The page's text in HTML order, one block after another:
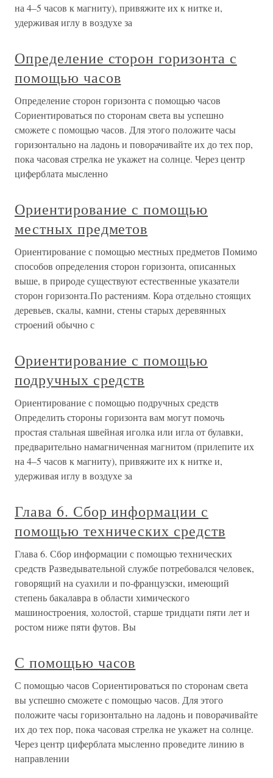
на 4–5 часов к магниту), привяжите их к нитке и,
удерживая иглу в воздухе за
Определение сторон горизонта с
помощью часов
Определение сторон горизонта с помощью часов
Сориентироваться по сторонам света вы успешно
сможете с помощью часов. Для этого положите часы
горизонтально на ладонь и поворачивайте их до тех пор,
пока часовая стрелка не укажет на солнце. Через центр
циферблата мысленно
Ориентирование с помощью
местных предметов
Ориентирование с помощью местных предметов Помимо
способов определения сторон горизонта, описанных
выше, в природе существуют естественные указатели
сторон горизонта.По растениям. Кора отдельно стоящих
деревьев, скалы, камни, стены старых деревянных
строений обычно с
Ориентирование с помощью
подручных средств
Ориентирование с помощью подручных средств
Определить стороны горизонта вам могут помочь
простая стальная швейная иголка или игла от булавки,
предварительно намагниченная магнитом (прилепите их
на 4–5 часов к магниту), привяжите их к нитке и,
удерживая иглу в воздухе за
Глава 6. Сбор информации с
помощью технических средств
Глава 6. Сбор информации с помощью технических
средств Разведывательной службе потребовался человек,
говорящий на суахили и по-французски, имеющий
степень бакалавра в области химического
машиностроения, холостой, старше тридцати пяти лет и
ростом ниже пяти футов. Вы
С помощью часов
С помощью часов Сориентироваться по сторонам света
вы успешно сможете с помощью часов. Для этого
положите часы горизонтально на ладонь и поворачивайте
их до тех пор, пока часовая стрелка не укажет на солнце.
Через центр циферблата мысленно проведите линию в
направлении